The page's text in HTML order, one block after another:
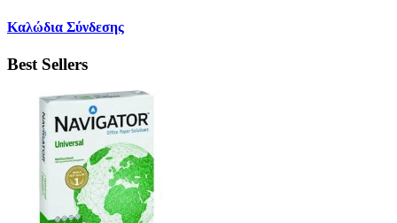
Καλώδια Σύνδεσης
Best Sellers